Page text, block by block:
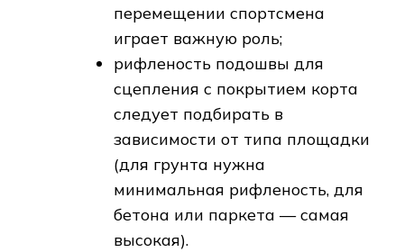
перемещении спортсмена
играет важную роль;
рифленость подошвы для
сцепления с покрытием корта
следует подбирать в
зависимости от типа площадки
(для грунта нужна
минимальная рифленость, для
бетона или паркета — самая
высокая).